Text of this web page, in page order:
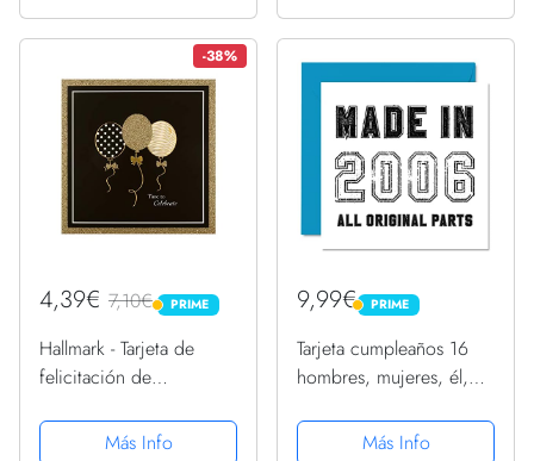
You", tarjetas de
felicitación de 145 mm
x...
Creativa, Tarjeta
para...
-38%
4,39€ 7,10€ PRIME
PRIME
Hallmark - Tarjeta de
felicitación de
de celebración
Más Info
9,99€ PRIME
PRIME
Tarjeta cumpleaños 16
hombres, mujeres, él,
todas piezas originales,
Más Info